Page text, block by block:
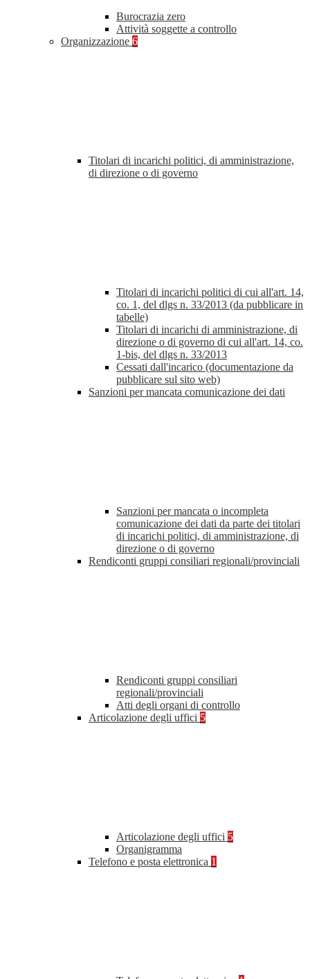
Burocrazia zero
Attività soggette a controllo
Organizzazione 6
Titolari di incarichi politici, di amministrazione,
di direzione o di governo
Titolari di incarichi politici di cui all'art. 14,
co. 1, del dlgs n. 33/2013 (da pubblicare in
tabelle)
Titolari di incarichi di amministrazione, di
direzione o di governo di cui all'art. 14, co.
1-bis, del dlgs n. 33/2013
Cessati dall'incarico (documentazione da
pubblicare sul sito web)
Sanzioni per mancata comunicazione dei dati
Sanzioni per mancata o incompleta
comunicazione dei dati da parte dei titolari
di incarichi politici, di amministrazione, di
direzione o di governo
Rendiconti gruppi consiliari regionali/provinciali
Rendiconti gruppi consiliari
regionali/provinciali
Atti degli organi di controllo
Articolazione degli uffici 5
Articolazione degli uffici 5
Organigramma
Telefono e posta elettronica 1